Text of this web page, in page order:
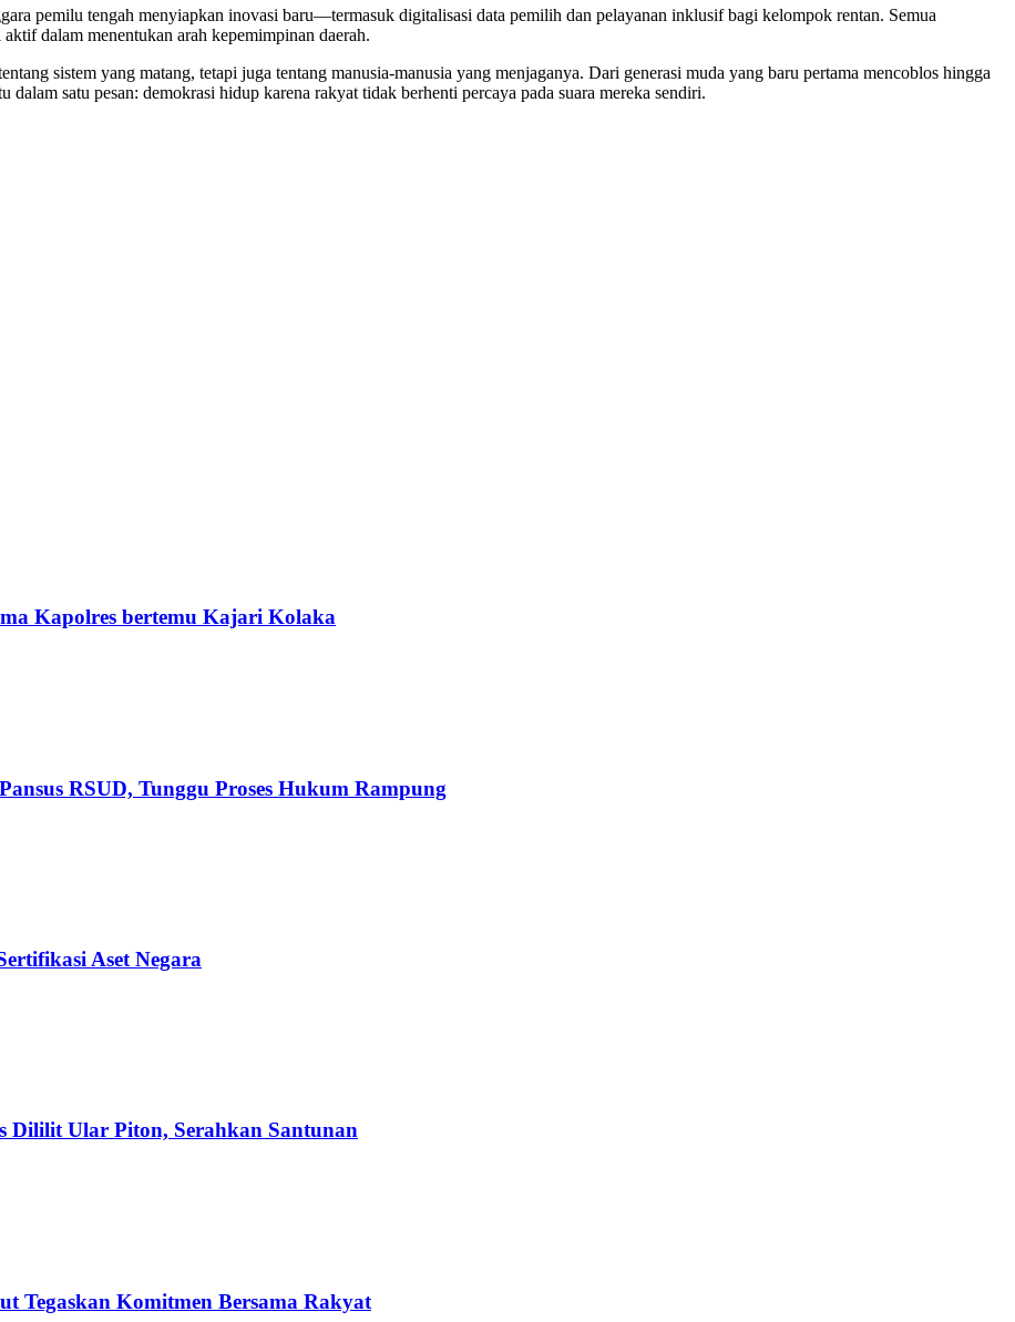
pemilu tengah menyiapkan inovasi baru—termasuk digitalisasi data pemilih dan pelayanan inklusif bagi kelompok rentan. Semua
dalam menentukan arah kepemimpinan daerah.
sistem yang matang, tetapi juga tentang manusia-manusia yang menjaganya. Dari generasi muda yang baru pertama mencoblos hingga
dalam satu pesan: demokrasi hidup karena rakyat tidak berhenti percaya pada suara mereka sendiri.
Kapolres bertemu Kajari Kolaka
RSUD, Tunggu Proses Hukum Rampung
Aset Negara
Dililit Ular Piton, Serahkan Santunan
Tegaskan Komitmen Bersama Rakyat